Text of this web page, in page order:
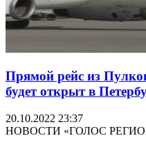
Прямой рейс из
будет открыт в
20.10.2022 23:37
НОВОСТИ «ГОЛОС